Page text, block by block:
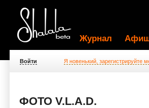
Журнал
Войти Я новенький, зарегистрируйте
ФОТО V.L.A.D.